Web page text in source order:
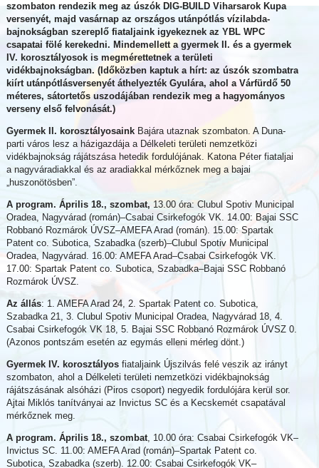
szombaton rendezik meg az úszók DIG-BUILD Viharsarok Kupa
versenyét, majd vasárnap az országos utánpótlás vízilabda-
bajnokságban szereplő fiataljaink igyekeznek az YBL WPC
csapatai fölé kerekedni. Mindemellett a gyermek II. és a gyermek
IV. korosztályosok is megmérettetnek a területi
vidékbajnokságban. (Időközben kaptuk a hírt: az úszók szombatra
kiírt utánpótlásversenyét áthelyezték Gyulára, ahol a Várfürdő 50
méteres, sátortetős uszodájában rendezik meg a hagyományos
verseny első felvonását.)
Gyermek II. korosztályosainkBajára utaznak szombaton. A Duna-
parti város lesz a házigazdája a Délkeleti területi nemzetközi
vidékbajnokság rájátszása hetedik fordulójának. Katona Péter fiataljai
a nagyváradiakkal és az aradiakkal mérkőznek meg a bajai
„huszonötösben”.
A program. Április 18., szombat, 13.00 óra: Clubul Spotiv Municipal
Oradea, Nagyvárad (román)–Csabai Csirkefogók VK. 14.00: Bajai SSC
Robbanó Rozmárok ÚVSZ–AMEFA Arad (román). 15.00: Spartak
Patent co. Subotica, Szabadka (szerb)–Clubul Spotiv Municipal
Oradea, Nagyvárad. 16.00: AMEFA Arad–Csabai Csirkefogók VK.
17.00: Spartak Patent co. Subotica, Szabadka–Bajai SSC Robbanó
Rozmárok ÚVSZ.
Az állás: 1. AMEFA Arad 24, 2. Spartak Patent co. Subotica,
Szabadka 21, 3. Clubul Spotiv Municipal Oradea, Nagyvárad 18, 4.
Csabai Csirkefogók VK 18, 5. Bajai SSC Robbanó Rozmárok ÚVSZ 0.
(Azonos pontszám esetén az egymás elleni mérleg dönt.)
Gyermek IV. korosztályosfiataljaink Újszilvás felé veszik az irányt
szombaton, ahol a Délkeleti területi nemzetközi vidékbajnokság
rájátszásának alsóházi (Piros csoport) negyedik fordulójára kerül sor.
Ajtai Miklós tanítványai az Invictus SC és a Kecskemét csapatával
mérkőznek meg.
A program. Április 18., szombat, 10.00 óra: Csabai Csirkefogók VK–
Invictus SC. 11.00: AMEFA Arad (román)–Spartak Patent co.
Subotica, Szabadka (szerb). 12.00: Csabai Csirkefogók VK–